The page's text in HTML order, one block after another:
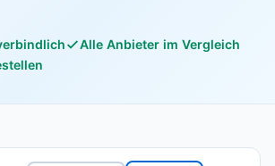
Alle Anbieter im Vergleich